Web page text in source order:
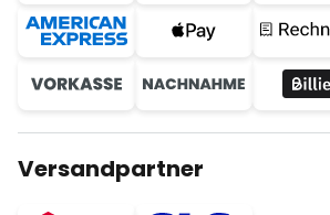
Versandpartner